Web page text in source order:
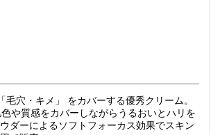
穴・キメ」 をカバーする優秀クリーム。
や質感をカバーしながらうるおいとハリを
ダーによるソフトフォーカス効果でスキン